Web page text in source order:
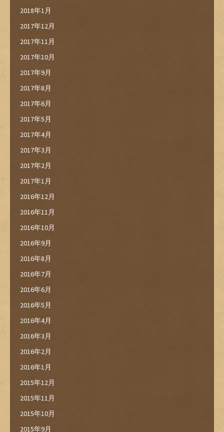
2018年1月
2017年12月
2017年11月
2017年10月
2017年9月
2017年8月
2017年6月
2017年5月
2017年4月
2017年3月
2017年2月
2017年1月
2016年12月
2016年11月
2016年10月
2016年9月
2016年8月
2016年7月
2016年6月
2016年5月
2016年4月
2016年3月
2016年2月
2016年1月
2015年12月
2015年11月
2015年10月
2015年9月